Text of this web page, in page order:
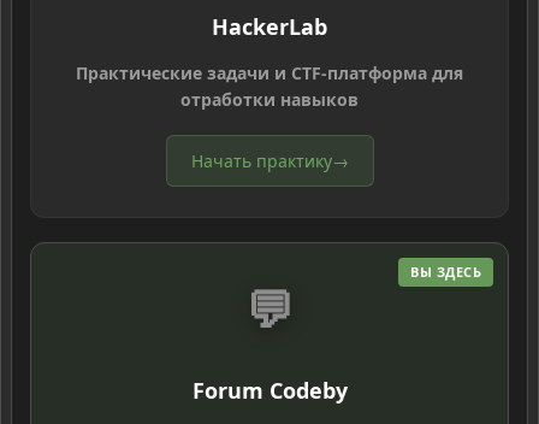
HackerLab
Практические задачи и CTF-платформа для
отработки навыков
Начать практику→
ВЫ ЗДЕСЬ
💬
Forum Codeby